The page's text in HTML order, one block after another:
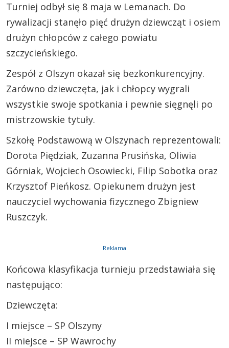
Turniej odbył się 8 maja w Lemanach. Do
rywalizacji stanęło pięć drużyn dziewcząt i osiem
drużyn chłopców z całego powiatu
szczycieńskiego.
Zespół z Olszyn okazał się bezkonkurencyjny.
Zarówno dziewczęta, jak i chłopcy wygrali
wszystkie swoje spotkania i pewnie sięgnęli po
mistrzowskie tytuły.
Szkołę Podstawową w Olszynach reprezentowali:
Dorota Piędziak, Zuzanna Prusińska, Oliwia
Górniak, Wojciech Osowiecki, Filip Sobotka oraz
Krzysztof Pieńkosz. Opiekunem drużyn jest
nauczyciel wychowania fizycznego Zbigniew
Ruszczyk.
Reklama
Końcowa klasyfikacja turnieju przedstawiała się
następująco:
Dziewczęta:
I miejsce – SP Olszyny
II miejsce – SP Wawrochy